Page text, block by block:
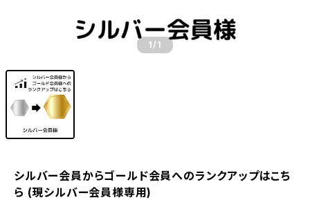
1 /1
シルバー会員からゴールド会員へのランクアップはこち
ら (現シルバー会員様専用)